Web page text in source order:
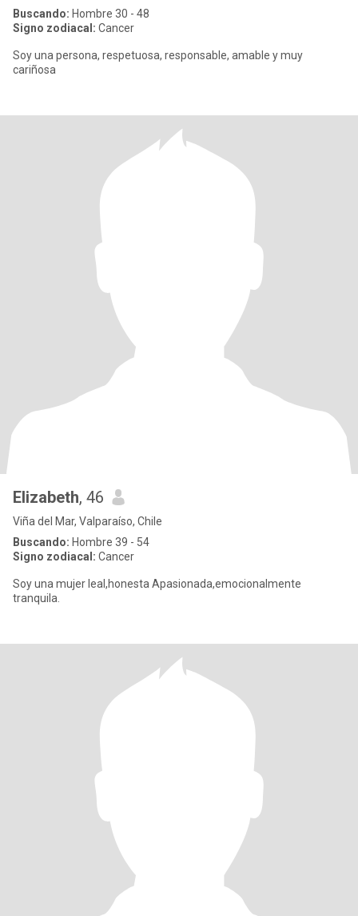
Buscando: Hombre 30 - 48
Signo zodiacal: Cancer
Soy una persona, respetuosa, responsable, amable y muy
cariñosa
Elizabeth, 46
Viña del Mar, Valparaíso, Chile
Buscando: Hombre 39 - 54
Signo zodiacal: Cancer
Soy una mujer leal,honesta Apasionada,emocionalmente
tranquila.